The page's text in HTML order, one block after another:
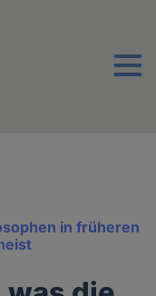
Menu
in früheren